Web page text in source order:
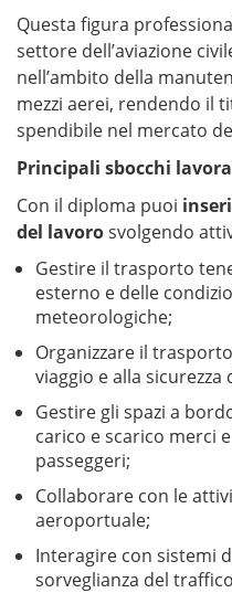
Questa figura
settore dell’aviazione
nell’ambito della
mezzi aerei, rendendo il
spendibile nel mercato
Principali sbocchi
Con il diploma puoi
del lavorosvolgendo
Gestire il trasporto
esterno e delle
meteorologiche;
Organizzare il
viaggio e alla
Gestire gli spazi a
carico e scarico merci
passeggeri;
Collaborare con le
aeroportuale;
Interagire con sistemi
sorveglianza del